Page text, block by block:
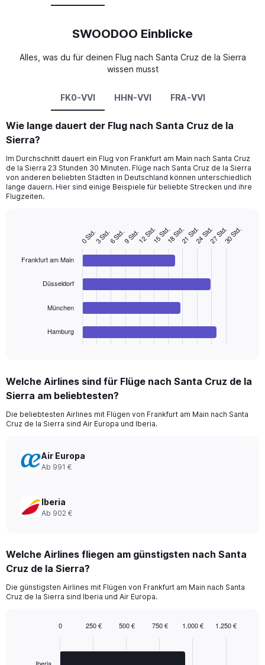
SWOODOO Einblicke
Alles, was du für deinen Flug nach Santa Cruz de la Sierra
wissen musst
FK0-VVI HHN-VVI FRA-VVI
Wie lange dauert der Flug nach Santa Cruz de la
Sierra?
Im Durchschnitt dauert ein Flug von Frankfurt am Main nach Santa Cruz
de la Sierra 23 Stunden 30 Minuten. Flüge nach Santa Cruz de la Sierra
von anderen beliebten Städten in Deutschland können unterschiedlich
lange dauern. Hier sind einige Beispiele für beliebte Strecken und ihre
Flugzeiten.
Range:
4
The
chart
Y
values.
Range:
Frankfurt am Main
Düsseldorf
München
Hamburg
0 Std. 6 Std. 12 Std. 18 Std. 24 Std. 30 Std.
3 Std. 9 Std. 15 Std. 21 Std. 27 Std.
Welche Airlines sind für Flüge nach Santa Cruz de la
Sierra am beliebtesten?
Die beliebtesten Airlines mit Flügen von Frankfurt am Main nach Santa
Cruz de la Sierra sind Air Europa und Iberia.
Air Europa
Ab 991 €
Iberia
Ab 902 €
Welche Airlines fliegen am günstigsten nach Santa
Cruz de la Sierra?
Die günstigsten Airlines mit Flügen von Frankfurt am Main nach Santa
Cruz de la Sierra sind Iberia und Air Europa.
0 1.000 €
250 € 500 € 750 € 1.250 €